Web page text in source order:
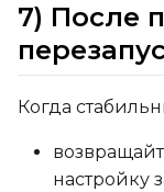
7) После
Когда
настройку